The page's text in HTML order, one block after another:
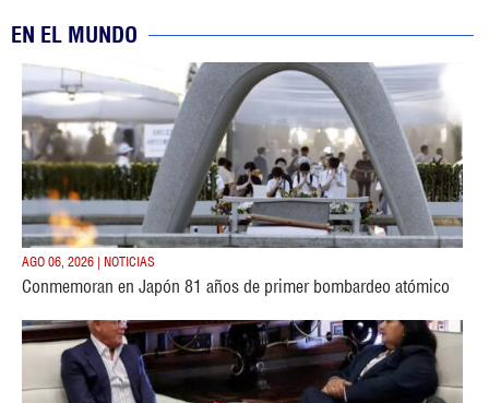
EN EL MUNDO
AGO 06, 2026 | NOTICIAS
Conmemoran en Japón 81 años de primer bombardeo atómico